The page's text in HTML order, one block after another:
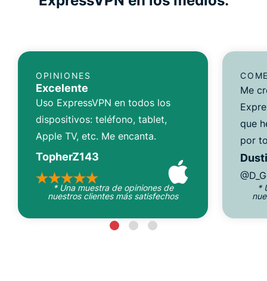
OPINIONES
Excelente
Uso ExpressVPN en todos los
dispositivos: teléfono, tablet,
Apple TV, etc. Me encanta.
TopherZ143
* Una muestra de opiniones de
nuestros clientes más satisfechos
Me
que
por
*